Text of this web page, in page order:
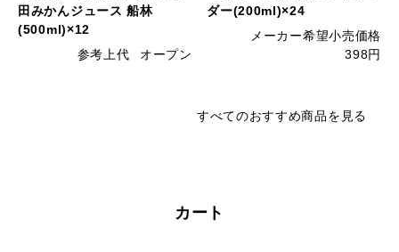
田みかんジュース 船林
(500ml)×12
参考上代
オープン
ダー(200ml)×24
メーカー希望小売価格
398円
すべてのおすすめ商品を見る
カート